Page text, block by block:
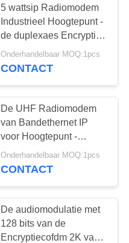
5 wattsip Radiomodem
Industrieel Hoogtepunt -
de duplexaes Encryptie
met 128 bits van de
Gegevenszendontvanger
Onderhandelbaar MOQ:1pcs
CONTACT
De UHF Radiomodem
van Bandethernet IP
voor Hoogtepunt -
duplexuav
Videosysteem 4Mbps
Onderhandelbaar MOQ:1pcs
CONTACT
De audiomodulatie met
128 bits van de
Encryptiecofdm 2K van